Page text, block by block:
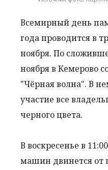
Всемирный день
года проводится в
ноября. По
ноября в Кемерово
"Чёрная волна". В
участие все
черного цвета.
В воскресенье в
машин двинется от